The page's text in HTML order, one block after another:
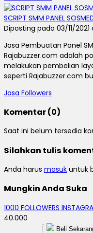
SCRIPT SMM PANEL
Diposting pada 03/11/2021
Jasa Pembuatan Panel
Rajabuzzer.com adalah
melakukan pembelian
seperti Rajabuzzer.com
Jasa Followers
Komentar (0)
Saat ini belum tersedia
Silahkan tulis
Anda harus masuk untuk
Mungkin Anda Suka
1000 FOLLOWERS
40.000
Beli